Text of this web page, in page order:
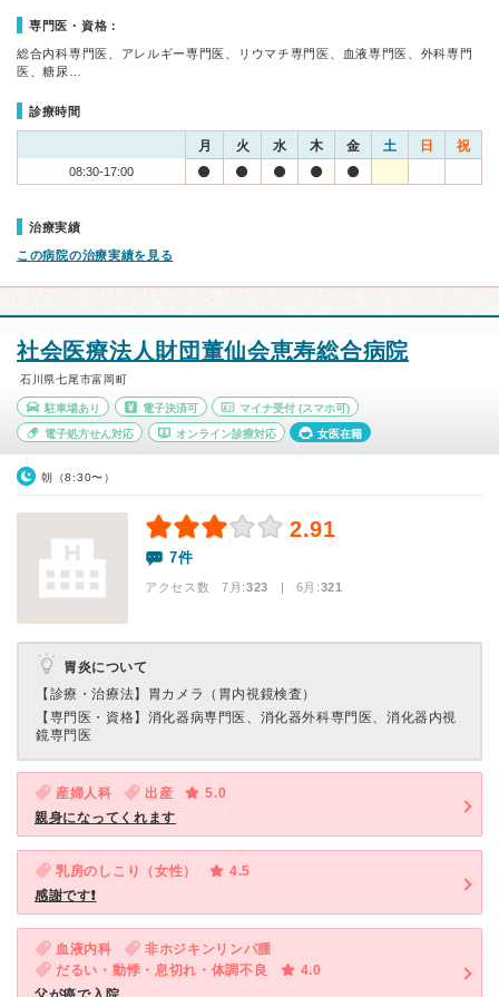
専門医・資格：
総合内科専門医、アレルギー専門医、リウマチ専門医、血液専門医、外科専門
医、糖尿…
診療時間
月 火 水 木 金 土 日 祝
08:30-17:00
治療実績
この病院の治療実績を見る
社会医療法人財団董仙会恵寿総合病院
石川県七尾市富岡町
駐車場あり 電子決済可 マイナ受付 (スマホ可)
電子処方せん対応 オンライン診療対応 女医在籍
朝（8:30〜）
2.91
7件
アクセス数 7月:323 | 6月:321
胃炎について
【診療・治療法】 胃カメラ（胃内視鏡検査）
【専門医・資格】 消化器病専門医、消化器外科専門医、消化器内視
鏡専門医
産婦人科 出産
5.0
親身になってくれます
乳房のしこり（女性）
4.5
感謝です❗
血液内科
非ホジキンリンパ腫
だるい・動悸・息切れ・体調不良
4.0